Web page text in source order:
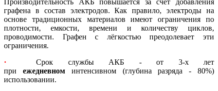
графена в состав электродов. Как правило, электроды на
основе традиционных материалов имеют ограничения по
плотности, емкости, времени и количеству циклов,
проводимости. Графен с лёгкостью преодолевает эти
ограничения.
· Срок службы АКБ - от 3-х лет
при ежедневном интенсивном (глубина разряда - 80%)
использовании.